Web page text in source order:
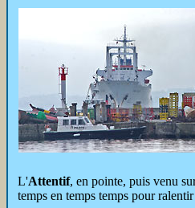
L'Attentif, en pointe, puis venu
temps en temps temps pour